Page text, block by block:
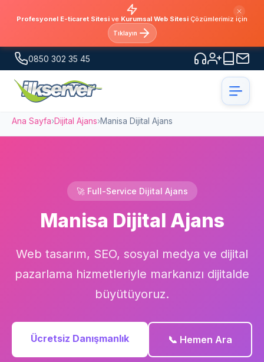
Profesyonel E-ticaret Sitesi ve Kurumsal Web Sitesi Çözümlerimiz için
Tıklayın
0850 302 35 45
Ana Sayfa›Dijital Ajans›Manisa Dijital Ajans
🚀 Full-Service Dijital Ajans
Manisa Dijital Ajans
Web tasarım, SEO, sosyal medya ve dijital
pazarlama hizmetleriyle markanızı dijitalde
büyütüyoruz.
Ücretsiz Danışmanlık 📞 Hemen Ara